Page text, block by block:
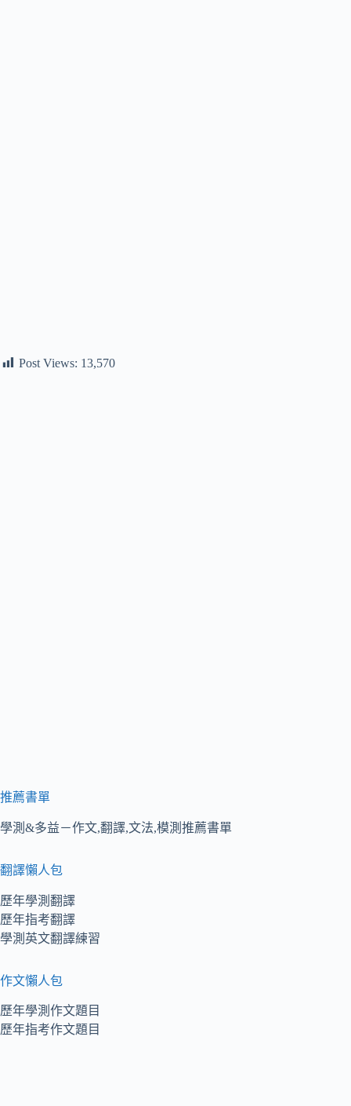
Post Views: 13,570
推薦書單
學測&多益－作文,翻譯,文法,模測推薦書單
翻譯懶人包
歷年學測翻譯
歷年指考翻譯
學測英文翻譯練習
作文懶人包
歷年學測作文題目
歷年指考作文題目